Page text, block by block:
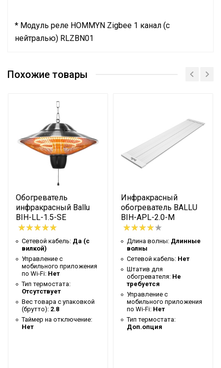
* Модуль реле HOMMYN Zigbee 1 канал (с
нейтралью) RLZBN01
Сетевой кабель
Управление c
мобильного приложения
по Wi-Fi
Тип термостата
Доп.опция
Вес товара с упаковкой
Высота упаковки товара
5.5
Гарантийный документ
Гарантийный талон
Глубина упаковки товара
15.5
Макс. высота установки
Крепление на штатив
Нет
Цвет корпуса
Серый нерж.сталь
Ширина упаковки товара
182
Бренд
Ballu
Сертификат
Похожие товары
Обогреватель
инфракрасный Ballu
BIH-LL-1.5-SE
Сетевой кабель: Да (с
вилкой)
Управление c
мобильного приложения
по Wi-Fi: Нет
Тип термостата:
Отсутствует
Вес товара с упаковкой
(брутто): 2.8
Таймер на отключение:
Нет
Инфракрасный
обогреватель BALLU
BIH-APL-2.0-M
Длина волны: Длинные
волны
Сетевой кабель: Нет
Штатив для
обогревателя: Не
требуется
Управление c
мобильного приложения
по Wi-Fi: Нет
Тип термостата:
Доп.опция